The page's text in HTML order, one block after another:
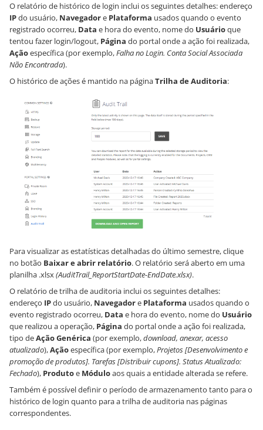
O relatório de histórico de login inclui os seguintes detalhes: endereço
IPdo usuário, Navegadore Plataforma usados quando o evento
registrado ocorreu, Data e hora do evento, nome do Usuárioque
tentou fazer login/logout, Página do portal onde a ação foi realizada,
Açãoespecífica (por exemplo,Falha no Login. Conta Social Associada
Não Encontrada).
O histórico de ações é mantido na páginaTrilha de Auditoria:
Para visualizar as estatísticas detalhadas do último semestre, clique
no botão Baixar e abrir relatório. O relatório será aberto em uma
planilha .xlsx(AuditTrail_ReportStartDate-EndDate.xlsx).
O relatório de trilha de auditoria inclui os seguintes detalhes:
endereço IPdo usuário, Navegadore Plataforma usados quando o
evento registrado ocorreu, Data e hora do evento, nome do Usuário
que realizou a operação, Página do portal onde a ação foi realizada,
tipo deAção Genérica (por exemplo,download, anexar, acesso
atualizado),Açãoespecífica (por exemplo,Projetos [Desenvolvimento e
promoção de produtos]. Tarefas [Distribuir cupons]. Status Atualizado:
Fechado), Produtoe Móduloaos quais a entidade alterada se refere.
Também é possível definir o período de armazenamento tanto para o
histórico de login quanto para a trilha de auditoria nas páginas
correspondentes.